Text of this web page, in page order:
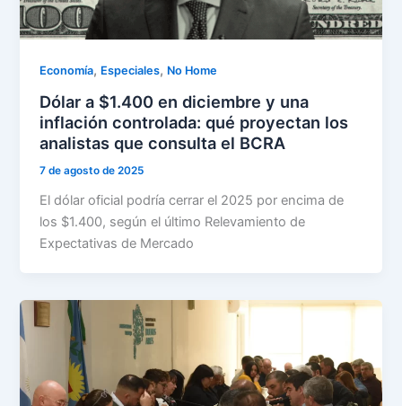
Economía, Especiales, No Home
Dólar a $1.400 en diciembre y una
inflación controlada: qué proyectan los
analistas que consulta el BCRA
7 de agosto de 2025
El dólar oficial podría cerrar el 2025 por encima de
los $1.400, según el último Relevamiento de
Expectativas de Mercado